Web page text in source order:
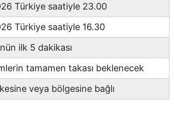
Türkiye saatiyle 23.00
Türkiye saatiyle 16.30
ilk 5 dakikası
tamamen takası beklenecek
veya bölgesine bağlı